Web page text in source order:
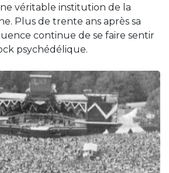
véritable institution de la
Plus de trente ans après sa
continue de se faire sentir
psychédélique.